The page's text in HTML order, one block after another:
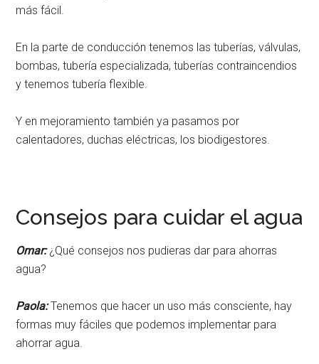
más fácil.
En la parte de conducción tenemos las tuberías, válvulas,
bombas, tubería especializada, tuberías contraincendios
y tenemos tubería flexible.
Y en mejoramiento también ya pasamos por
calentadores, duchas eléctricas, los biodigestores.
Consejos para cuidar el agua
Omar: ¿Qué consejos nos pudieras dar para ahorras
agua?
Paola: Tenemos que hacer un uso más consciente, hay
formas muy fáciles que podemos implementar para
ahorrar agua.